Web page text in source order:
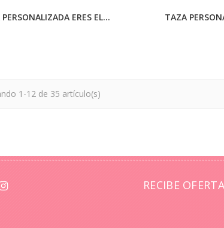
ERES EL... TAZA
1-12 de 35 artículo(s)
RECIBE